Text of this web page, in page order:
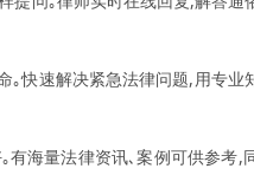
｡快速解决紧急法律问题,用专业
海量法律资讯､案例可供参考,